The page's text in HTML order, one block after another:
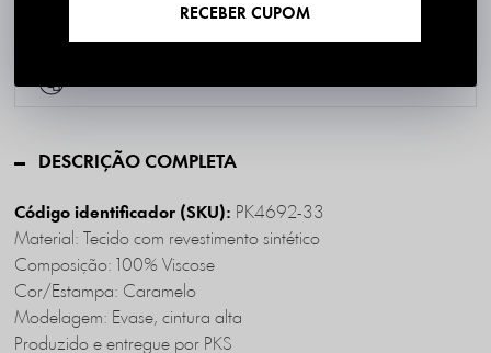
Frete grátis em compras acima de R$199
*válido para RS, SC, PR e SP
DESCRIÇÃO COMPLETA
Código identificador (SKU): PK4692-33
Material: Tecido com revestimento sintético
Composição: 100% Viscose
Cor/Estampa: Caramelo
Modelagem: Evase, cintura alta
Produzido e entregue por PKS
RECEBER CUPOM